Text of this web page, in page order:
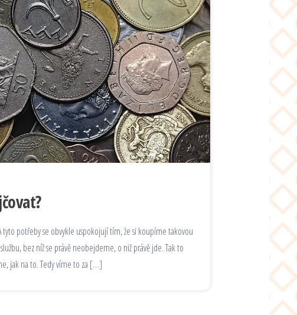
tyto potřeby se obvykle uspokojují tím, že si koupíme takovou
bez níž se právě neobejdeme, o niž právě jde. Tak to
jak na to. Tedy víme to za […]